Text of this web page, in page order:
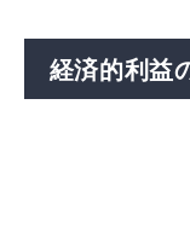
経済的利益